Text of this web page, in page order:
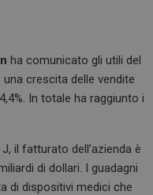
ha comunicato gli utili del
crescita delle vendite
In totale ha raggiunto i
il fatturato dell’azienda è
di dollari. I guadagni
di dispositivi medici che